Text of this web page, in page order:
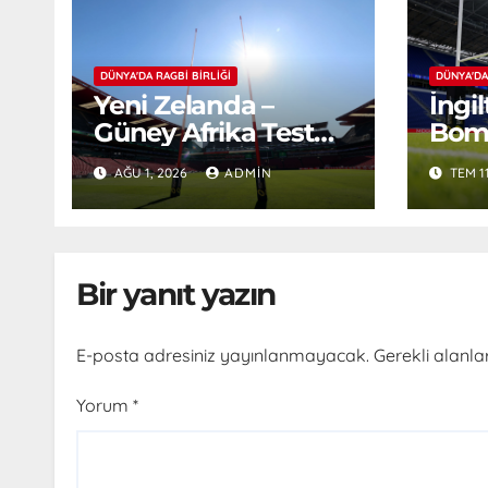
DÜNYA'DA RAGBI BIRLIĞI
Yeni Zelanda –
Güney Afrika Test
Serisi Başlıyor
AĞU 1, 2026 ADMIN TEM
Bir yanıt yazın
E-posta adresiniz yayınlanmayacak. Gerekli
Yorum *